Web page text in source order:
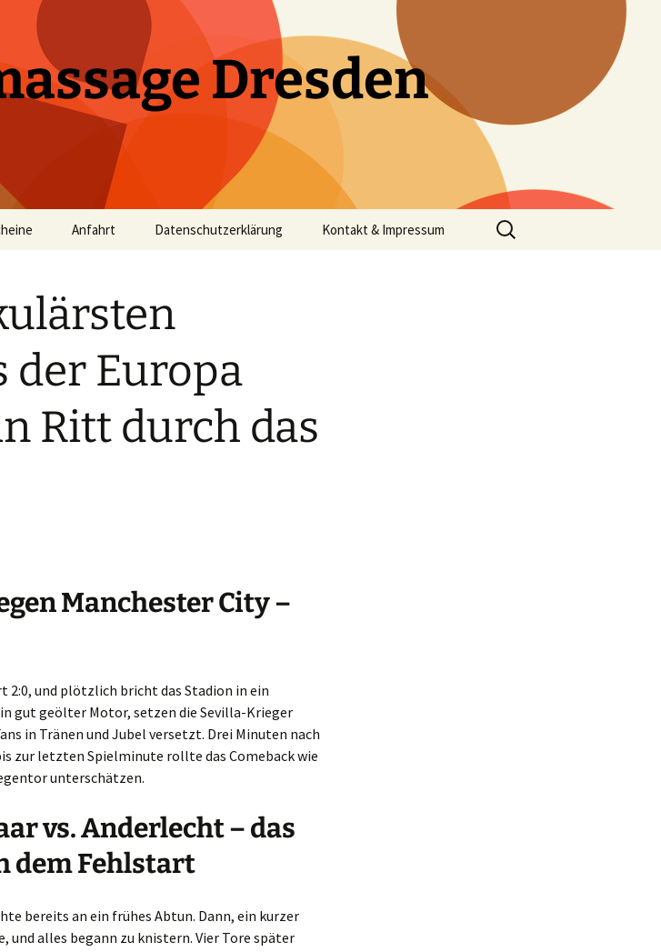
Dresden
Anfahrt Datenschutzerklärung Kontakt & Impressum
Suchen
nach:
der Europa
Ritt durch das
Manchester City –
2:0, und plötzlich bricht das Stadion in ein
gut geölter Motor, setzen die Sevilla-Krieger
in Tränen und Jubel versetzt. Drei Minuten nach
zur letzten Spielminute rollte das Comeback wie
unterschätzen.
vs. Anderlecht – das
dem Fehlstart
bereits an ein frühes Abtun. Dann, ein kurzer
und alles begann zu knistern. Vier Tore später